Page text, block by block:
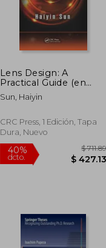
45%
dcto.
Lens Design: A
Practical Guide (en
Inglés)
Sun, Haiyin
CRC Press, 1 Edición, Tapa
Dura, Nuevo